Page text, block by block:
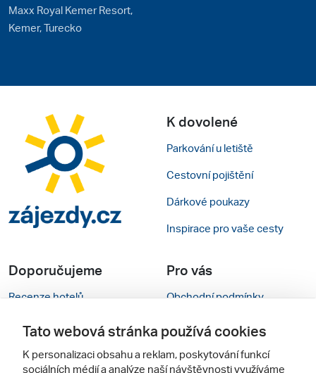
Maxx Royal Kemer Resort,
Kemer, Turecko
K dovolené
Parkování u letiště
Cestovní pojištění
Dárkové poukazy
Inspirace pro vaše cesty
Doporučujeme
Recenze hotelů
Rady na cestu
Cestovní kanceláře
Pro vás
Obchodní podmínky
Kontakty
Nastavení cookies
Tato webová stránka používá cookies
K personalizaci obsahu a reklam, poskytování funkcí
sociálních médií a analýze naší návštěvnosti využíváme